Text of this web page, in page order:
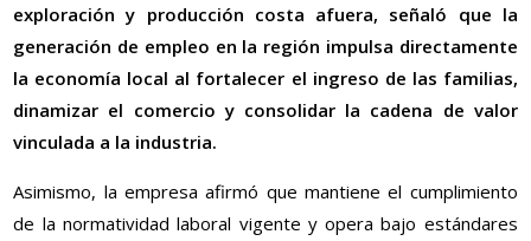
exploración y producción costa afuera, señaló que la
generación de empleo en la región impulsa directamente
la economía local al fortalecer el ingreso de las familias,
dinamizar el comercio y consolidar la cadena de valor
vinculada a la industria.
Asimismo, la empresa afirmó que mantiene el cumplimiento
de la normatividad laboral vigente y opera bajo estándares